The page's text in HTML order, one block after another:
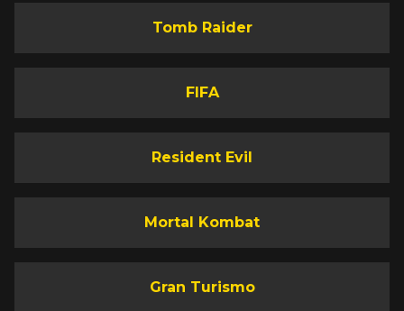
Tomb Raider
FIFA
Resident Evil
Mortal Kombat
Gran Turismo